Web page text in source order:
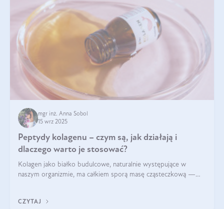
mgr inż. Anna Sobol
15 wrz 2025
Peptydy kolagenu – czym są, jak działają i
dlaczego warto je stosować?
Kolagen jako białko budulcowe, naturalnie występujące w
naszym organizmie, ma całkiem sporą masę cząsteczkową —
bardziej biodostępny
CZYTAJ